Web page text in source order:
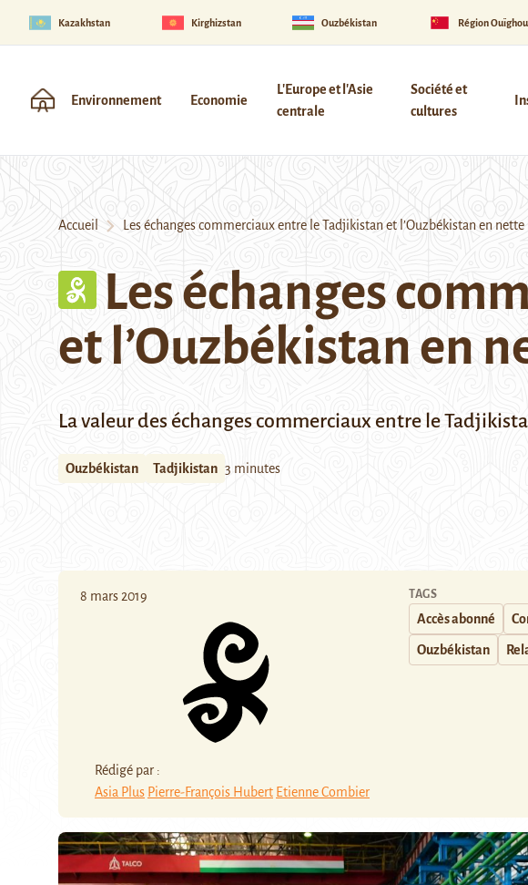
Kazakhstan Kirghizstan Ouzbékistan Région
Environnement Economie
L'Europe et l'Asie
centrale
Société et
cultures
Accueil Les échanges commerciaux entre le Tadjikistan et l’Ouzbékistan en nette
Les échanges
et l’Ouzbékistan en
La valeur des échanges commerciaux entre le
Ouzbékistan Tadjikistan 3 minutes
8 mars 2019
Rédigé par :
Asia Plus Pierre-François Hubert Etienne Combier
TAGS
Accès abonné
Ouzbékistan